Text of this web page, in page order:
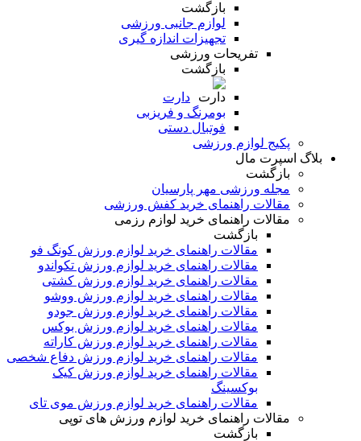
بازگشت
لوازم جانبی ورزشی
تجهیزات اندازه گیری
تفریحات ورزشی
بازگشت
دارت
بومرنگ و فریزبی
فوتبال دستی
پکیج لوازم ورزشی
بلاگ اسپرت مال
بازگشت
مجله ورزشی مهر پارسیان
مقالات راهنمای خرید کفش ورزشی
مقالات راهنمای خرید لوازم رزمی
بازگشت
مقالات راهنمای خرید لوازم ورزش کونگ فو
مقالات راهنمای خرید لوازم ورزش تکواندو
مقالات راهنمای خرید لوازم ورزش کشتی
مقالات راهنمای خرید لوازم ورزش ووشو
مقالات راهنمای خرید لوازم ورزش جودو
مقالات راهنمای خرید لوازم ورزش بوکس
مقالات راهنمای خرید لوازم ورزش کاراته
مقالات راهنمای خرید لوازم ورزش دفاع شخصی
مقالات راهنمای خرید لوازم ورزش کیک
بوکسینگ
مقالات راهنمای خرید لوازم ورزش موی تای
مقالات راهنمای خرید لوازم ورزش های توپی
بازگشت